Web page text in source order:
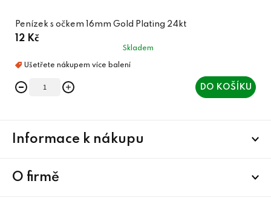
Penízek s očkem 16mm Gold Plating 24kt
12 Kč
Skladem
DO KOŠÍKU
Informace k nákupu
O firmě